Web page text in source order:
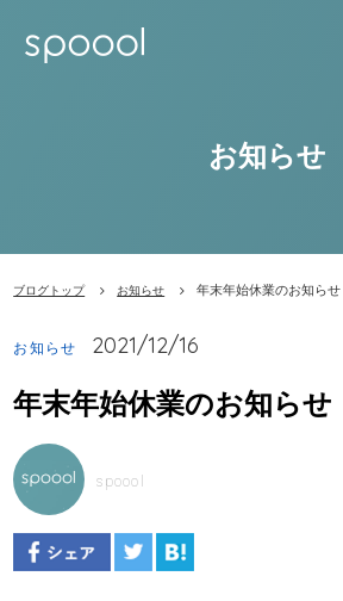
お知らせ
ブログトップ お知らせ 年末年始休業のお知らせ
お知らせ 2021/12/16
年末年始休業のお知らせ
spoool